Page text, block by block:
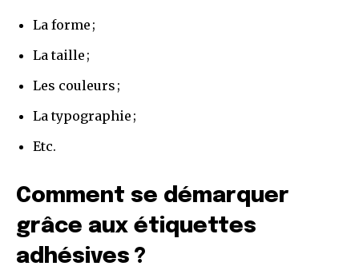
La forme ;
La taille ;
Les couleurs ;
La typographie ;
Etc.
Comment se démarquer
grâce aux étiquettes
adhésives ?